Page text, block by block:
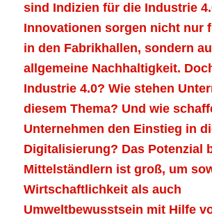
sind Indizien für die Industrie
Innovationen sorgen nicht nur
in den Fabrikhallen, sondern
allgemeine Nachhaltigkeit.
Industrie 4.0? Wie stehen
diesem Thema? Und wie
Unternehmen den Einstieg in
Digitalisierung? Das Potenzial
Mittelständlern ist groß, um
Wirtschaftlichkeit als auch
Umweltbewusstsein mit Hilfe